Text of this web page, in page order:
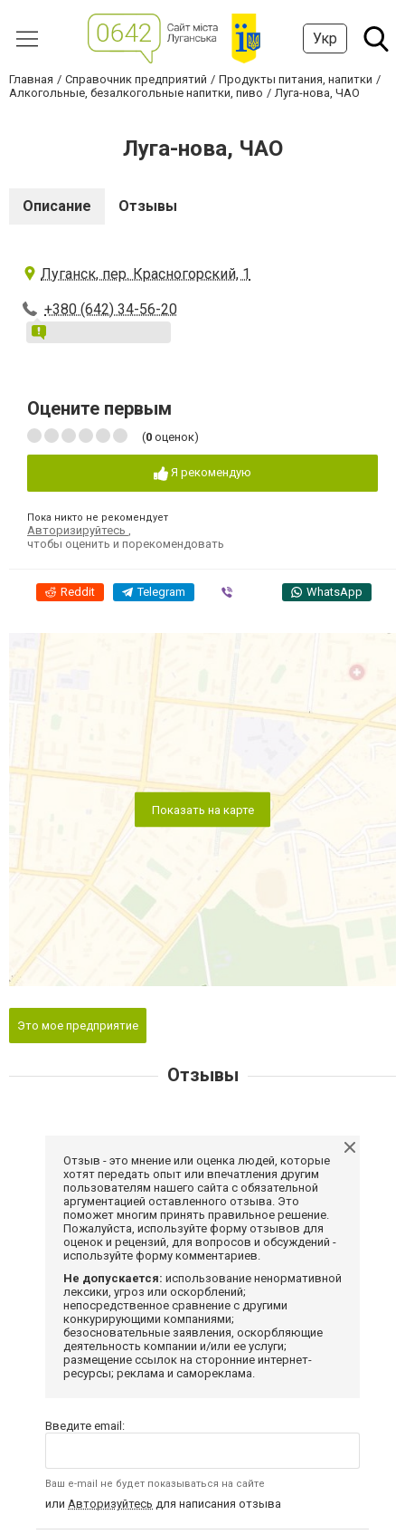
Укр
Главная Справочник предприятий
Продукты питания, напитки
Алкогольные, безалкогольные напитки, пиво
Луга-нова, ЧАО
Луга-нова, ЧАО
Описание Отзывы
Луганск, пер. Красногорский, 1
+380 (642) 34-56-20
Оцените первым
(0 оценок)
Я рекомендую
Пока никто не рекомендует
Авторизируйтесь
чтобы оценить и порекомендовать
Reddit Telegram WhatsApp
Показать на карте
Это мое предприятие
Отзывы
Отзыв - это мнение или оценка людей, которые
хотят передать опыт или впечатления другим
пользователям нашего сайта с обязательной
аргументацией оставленного отзыва. Это
поможет многим принять правильное решение.
Пожалуйста, используйте форму отзывов для
оценок и рецензий, для вопросов и обсуждений -
используйте форму комментариев.
Не допускается: использование ненормативной
лексики, угроз или оскорблений;
непосредственное сравнение с другими
конкурирующими компаниями;
безосновательные заявления, оскорбляющие
деятельность компании и/или ее услуги;
размещение ссылок на сторонние интернет-
ресурсы; реклама и самореклама.
Введите email:
Ваш e-mail не будет показываться на сайте
или Авторизуйтесь для написания отзыва